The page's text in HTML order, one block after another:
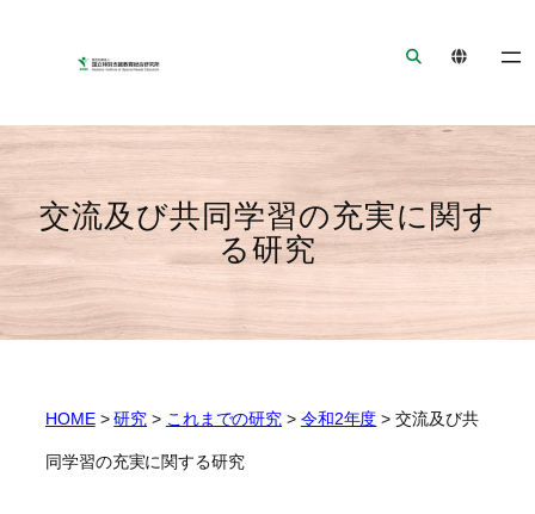
シ
ジ
ャ
ン
へ
ジ
へ
プ
交流及び共同学習の充実に関す
る研究
HOME>研究 > これまでの研究 > 令和2年度 >交流及び共
同学習の充実に関する研究